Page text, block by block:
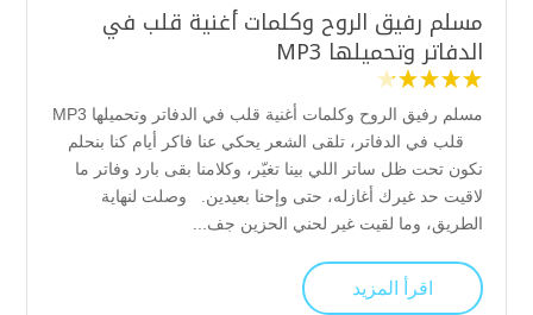
مسلم رفيق الروح وكلمات أغنية قلب في
الدفاتر وتحميلها MP3
مسلم رفيق الروح وكلمات أغنية قلب في الدفاتر وتحميلها MP3
قلب في الدفاتر، تلقى الشعر يحكي عنا فاكر أيام كنا بنحلم
نكون تحت ظل ساتر اللي بينا تغيّر، وكلامنا بقى بارد وفاتر ما
لاقيت حد غيرك أغازله، حتى وإحنا بعيدين. وصلت لنهاية
الطريق، وما لقيت غير لحني الحزين جف...
اقرأ المزيد